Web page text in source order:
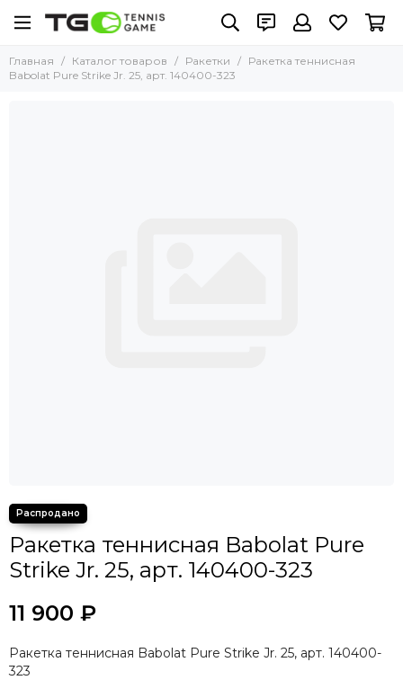
Главная Каталог товаров Ракетки
Ракетка теннисная
Babolat Pure Strike Jr. 25, арт. 140400-323
Ракетка теннисная Babolat Pure
Strike Jr. 25, арт. 140400-323
11 900 ₽
Ракетка теннисная Babolat Pure Strike Jr. 25, арт. 140400-
323